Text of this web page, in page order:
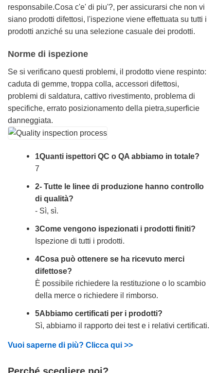
responsabile.Cosa c'e' di piu'?, per assicurarsi che non vi
siano prodotti difettosi, l'ispezione viene effettuata su tutti i
prodotti anziché su una selezione casuale dei prodotti.
Norme di ispezione
Se si verificano questi problemi, il prodotto viene respinto:
caduta di gemme, troppa colla, accessori difettosi,
problemi di saldatura, cattivo rivestimento, problema di
specifiche, errato posizionamento della pietra,superficie
danneggiata.
1Quanti ispettori QC o QA abbiamo in totale?
7
2- Tutte le linee di produzione hanno controllo
di qualità?
- Sì, sì.
3Come vengono ispezionati i prodotti finiti?
Ispezione di tutti i prodotti.
4Cosa può ottenere se ha ricevuto merci
difettose?
È possibile richiedere la restituzione o lo scambio
della merce o richiedere il rimborso.
5Abbiamo certificati per i prodotti?
Sì, abbiamo il rapporto dei test e i relativi certificati.
Vuoi saperne di più? Clicca qui >>
Perché scegliere noi?